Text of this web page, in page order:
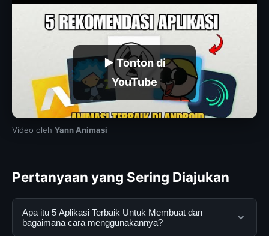
▶ Tonton di
YouTube
Video oleh Yann Animasi
Pertanyaan yang Sering Diajukan
Apa itu 5 Aplikasi Terbaik Untuk Membuat dan
bagaimana cara menggunakannya?